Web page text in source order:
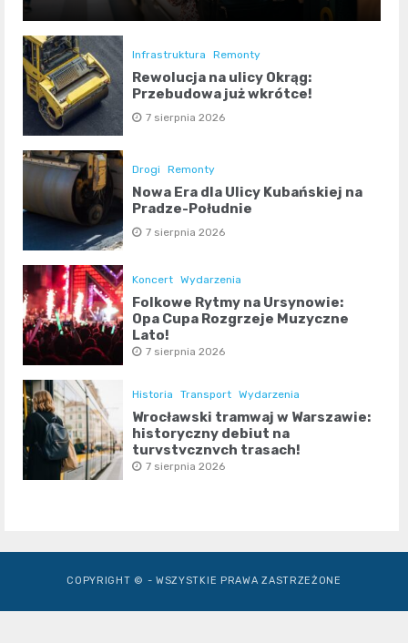
Infrastruktura Remonty
Rewolucja na ulicy Okrąg:
Przebudowa już wkrótce!
7 sierpnia 2026
Drogi Remonty
Nowa Era dla Ulicy Kubańskiej na
Pradze-Południe
7 sierpnia 2026
Koncert Wydarzenia
Folkowe Rytmy na Ursynowie:
Opa Cupa Rozgrzeje Muzyczne
Lato!
7 sierpnia 2026
Historia Transport Wydarzenia
Wrocławski tramwaj w Warszawie:
historyczny debiut na
turystycznych trasach!
7 sierpnia 2026
COPYRIGHT © - WSZYSTKIE PRAWA ZASTRZEŻONE